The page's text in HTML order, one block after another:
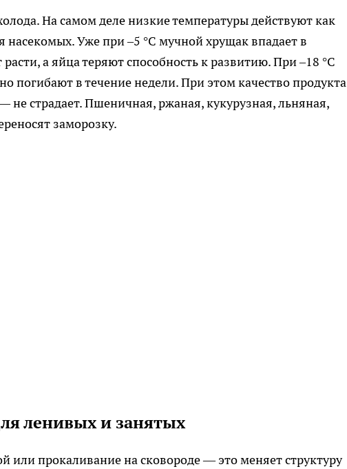
На самом деле низкие температуры действуют как
Уже при –5 °C мучной хрущак впадает в
а яйца теряют способность к развитию. При –18 °C
погибают в течение недели. При этом качество продукта
страдает. Пшеничная, ржаная, кукурузная, льняная,
заморозку.
ленивых и занятых
или прокаливание на сковороде — это меняет структуру